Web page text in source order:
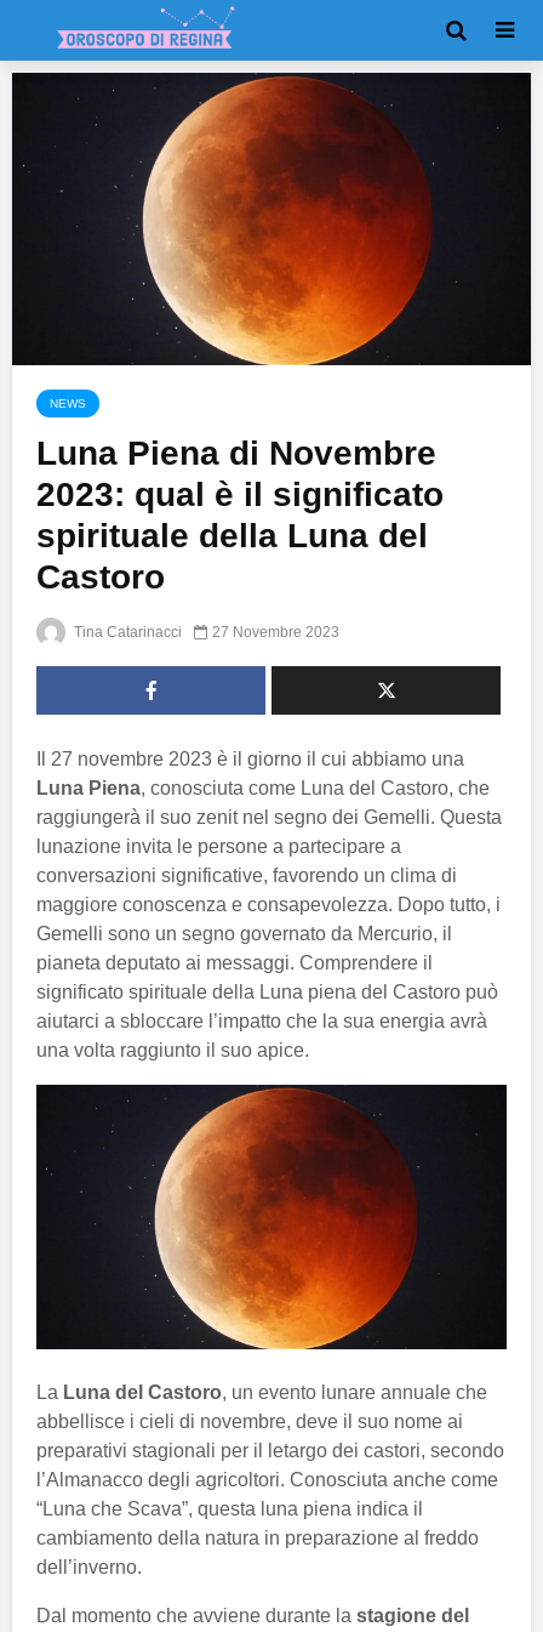
NEWS
Luna Piena di Novembre
2023: qual è il significato
spirituale della Luna del
Castoro
Tina Catarinacci 27 Novembre 2023
Il 27 novembre 2023 è il giorno il cui abbiamo una
Luna Piena, conosciuta come Luna del Castoro, che
raggiungerà il suo zenit nel segno dei Gemelli. Questa
lunazione invita le persone a partecipare a
conversazioni significative, favorendo un clima di
maggiore conoscenza e consapevolezza. Dopo tutto, i
Gemelli sono un segno governato da Mercurio, il
pianeta deputato ai messaggi. Comprendere il
significato spirituale della Luna piena del Castoro può
aiutarci a sbloccare l’impatto che la sua energia avrà
una volta raggiunto il suo apice.
La Luna del Castoro, un evento lunare annuale che
abbellisce i cieli di novembre, deve il suo nome ai
preparativi stagionali per il letargo dei castori, secondo
l’Almanacco degli agricoltori. Conosciuta anche come
“Luna che Scava”, questa luna piena indica il
cambiamento della natura in preparazione al freddo
dell’inverno.
Dal momento che avviene durante la stagione del